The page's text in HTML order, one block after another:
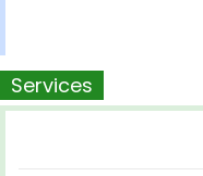
Services